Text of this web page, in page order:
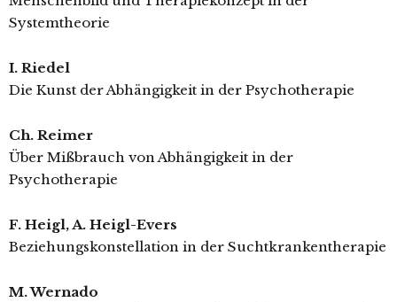
Systemtheorie
I. Riedel
Die Kunst der Abhängigkeit in der Psychotherapie
Ch. Reimer
Über Mißbrauch von Abhängigkeit in der
Psychotherapie
F. Heigl, A. Heigl-Evers
Beziehungskonstellation in der Suchtkrankentherapie
M. Wernado